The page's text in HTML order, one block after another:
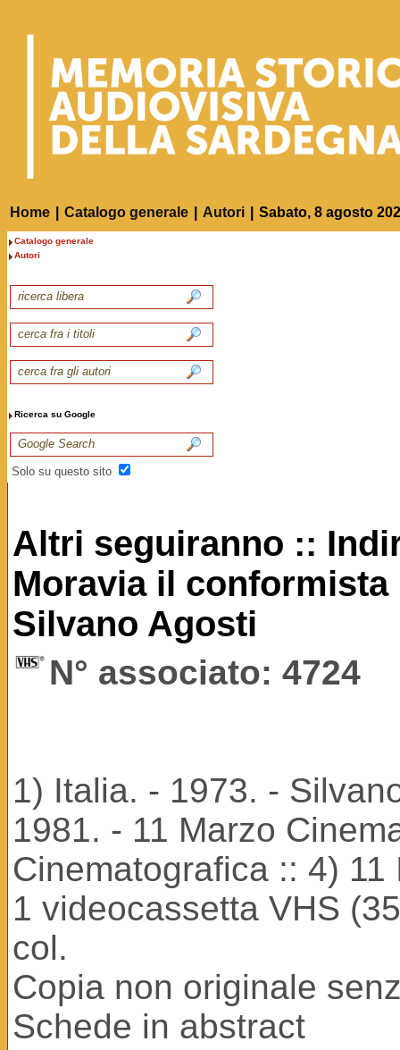
Home Catalogo generale Autori Sabato, 8 agosto
Catalogo generale
Autori
Ricerca su Google
Solo su questo sito
Altri seguiranno ::
Moravia il conformista
Silvano Agosti
N° associato: 4724
1) Italia. - 1973. -
1981. - 11 Marzo
Cinematografica :: 4)
1 videocassetta VHS
col.
Copia non originale
Schede in abstract